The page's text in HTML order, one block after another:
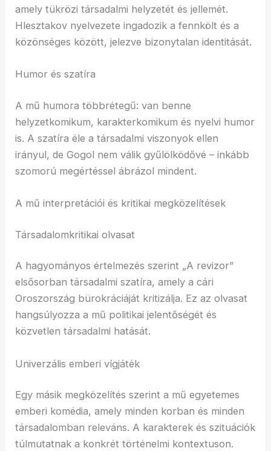
amely tükrözi társadalmi helyzetét és jellemét.
Hlesztakov nyelvezete ingadozik a fennkölt és a
közönséges között, jelezve bizonytalan identitását.
Humor és szatíra
A mű humora többrétegű: van benne
helyzetkomikum, karakterkomikum és nyelvi humor
is. A szatíra éle a társadalmi viszonyok ellen
irányul, de Gogol nem válik gyűlölködővé – inkább
szomorú megértéssel ábrázol mindent.
A mű interpretációi és kritikai megközelítések
Társadalomkritikai olvasat
A hagyományos értelmezés szerint „A revizor”
elsősorban társadalmi szatíra, amely a cári
Oroszország bürokráciáját kritizálja. Ez az olvasat
hangsúlyozza a mű politikai jelentőségét és
közvetlen társadalmi hatását.
Univerzális emberi vígjáték
Egy másik megközelítés szerint a mű egyetemes
emberi komédia, amely minden korban és minden
társadalomban releváns. A karakterek és szituációk
túlmutatnak a konkrét történelmi kontextuson.